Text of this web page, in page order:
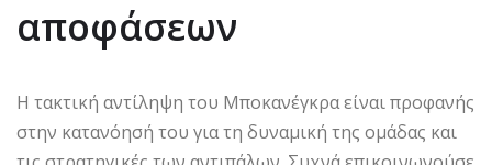
αποφάσεων
Η τακτική αντίληψη του Μποκανέγκρα είναι προφανής
στην κατανόησή του για τη δυναμική της ομάδας και